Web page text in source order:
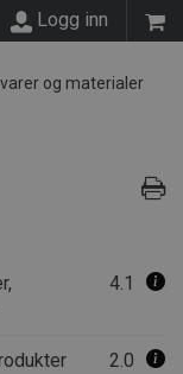
Logg inn
og materialer
4.1
2.0